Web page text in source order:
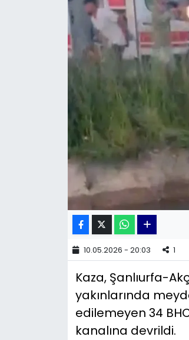
10.05.2026 - 20:03 1
Kaza, Şanlıurfa-
yakınlarında
edilemeyen 34
kanalına devrildi.
KÜLTÜR SANAT
MAGAZİN
TEKNOLOJİ
YEREL POLİTİKA
YEREL YÖNETİMLER